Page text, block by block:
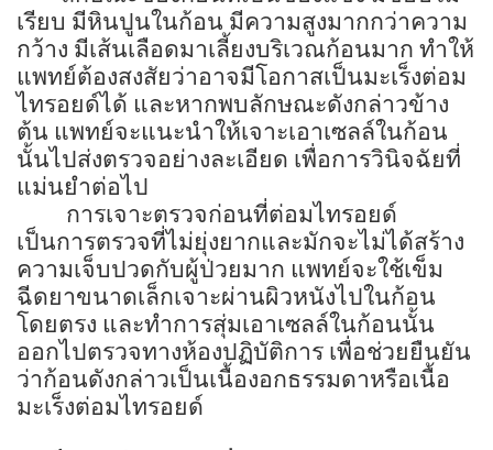
เรียบ มีหินปูนในก้อน มีความสูงมากกว่าความ
กว้าง มีเส้นเลือดมาเลี้ยงบริเวณก้อนมาก ทำให้
แพทย์ต้องสงสัยว่าอาจมีโอกาสเป็นมะเร็งต่อม
ไทรอยด์ได้ และหากพบลักษณะดังกล่าวข้าง
ต้น แพทย์จะแนะนำให้เจาะเอาเซลล์ในก้อน
นั้นไปส่งตรวจอย่างละเอียด เพื่อการวินิจฉัยที่
แม่นยำต่อไป
การเจาะตรวจก่อนที่ต่อมไทรอยด์
เป็นการตรวจที่ไม่ยุ่งยากและมักจะไม่ได้สร้าง
ความเจ็บปวดกับผู้ป่วยมาก แพทย์จะใช้เข็ม
ฉีดยาขนาดเล็กเจาะผ่านผิวหนังไปในก้อน
โดยตรง และทำการสุ่มเอาเซลล์ในก้อนนั้น
ออกไปตรวจทางห้องปฏิบัติการ เพื่อช่วยยืนยัน
ว่าก้อนดังกล่าวเป็นเนื้องอกธรรมดาหรือเนื้อ
มะเร็งต่อมไทรอยด์